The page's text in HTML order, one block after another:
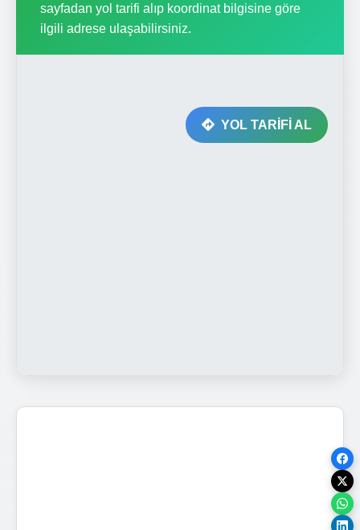
sayfadan yol tarifi alıp koordinat bilgisine göre
ilgili adrese ulaşabilirsiniz.
YOL TARİFİ AL